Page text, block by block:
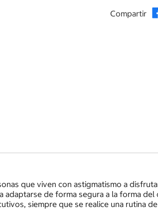
Compartir
que viven con astigmatismo a
de forma segura a la forma del
siempre que se realice una rutina